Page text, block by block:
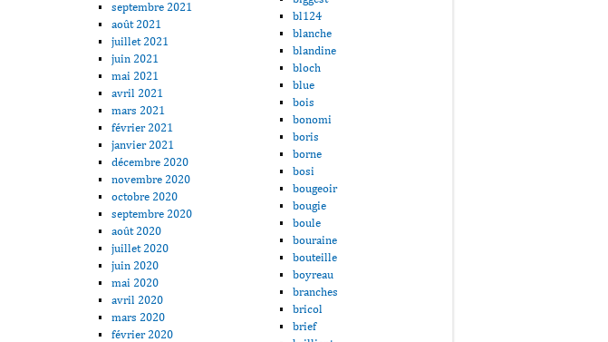
septembre 2021
août 2021
juillet 2021
juin 2021
mai 2021
avril 2021
mars 2021
février 2021
janvier 2021
décembre 2020
novembre 2020
octobre 2020
septembre 2020
août 2020
juillet 2020
juin 2020
mai 2020
avril 2020
mars 2020
février 2020
bl124
blanche
blandine
bloch
blue
bois
bonomi
boris
borne
bosi
bougeoir
bougie
boule
bouraine
bouteille
boyreau
branches
bricol
brief